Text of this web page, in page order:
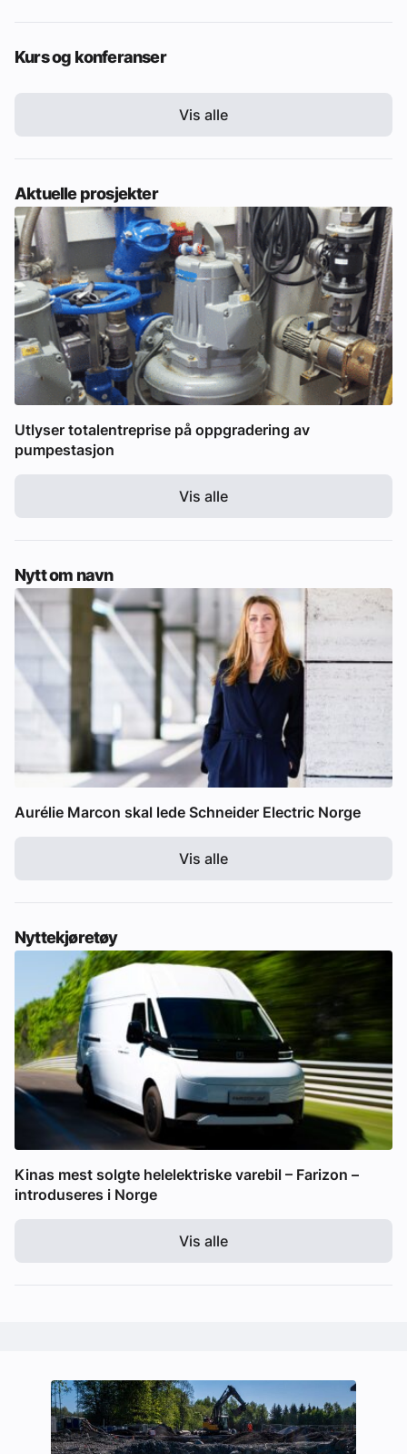
Kurs og konferanser
Vis alle
Aktuelle prosjekter
Utlyser totalentreprise på oppgradering av
pumpestasjon
Vis alle
Nytt om navn
Aurélie Marcon skal lede Schneider Electric Norge
Vis alle
Nyttekjøretøy
Kinas mest solgte helelektriske varebil – Farizon –
introduseres i Norge
Vis alle